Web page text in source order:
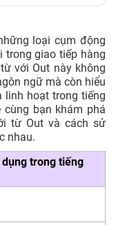
loại cụm động
trong giao tiếp hàng
với Out này không
ngữ mà còn hiểu
linh hoạt trong tiếng
bạn khám phá
từ Out và cách sử
nhau.
trong tiếng